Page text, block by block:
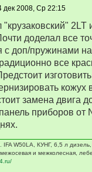
дек 2008, Ср 22:15
"крузаковский"
доделал все
с доп/пружинами
все
кожух
замена двига
приборов от
IFA W50LA, КУНГ, 6,5 л
и межколесная,